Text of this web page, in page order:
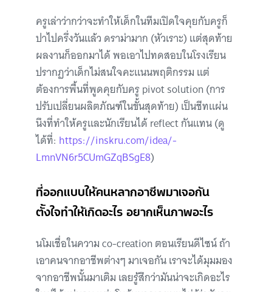
ครูเล่าว่ากว่าจะทำให้เด็กในทีมเปิดใจคุยกับครูก็
ปาไปครึ่งวันแล้ว ดราม่ามาก (หัวเราะ) แต่สุดท้าย
ผลงานก็ออกมาได้ พอเอาไปทดสอบในโรงเรียน
ปรากฏว่าเด็กไม่สนใจคะแนนพฤติกรรม แต่
ต้องการพื้นที่พูดคุยกับครู pivot solution (การ
ปรับเปลี่ยนผลิตภัณฑ์ในขั้นสุดท้าย) เป็นชีทแผ่น
นึงที่ทำให้ครูและนักเรียนได้ reflect กันแทน (ดู
ได้ที่: https://inskru.com/idea/-
LmnVN6r5CUmGZqBSgE8)
ที่ออกแบบให้คนหลากอาชีพมาเจอกัน
ตั้งใจทำให้เกิดอะไร อยากเห็นภาพอะไร
นโมเชื่อในความ co-creation ตอนเรียนดีไซน์ ถ้า
เอาคนจากอาชีพต่างๆ มาเจอกัน เราจะได้มุมมอง
จากอาชีพนั้นมาเติม เลยรู้สึกว่ามันน่าจะเกิดอะไร